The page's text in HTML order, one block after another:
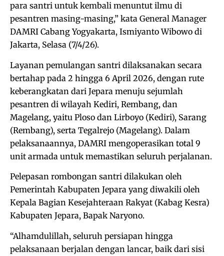
para santri untuk kembali menuntut ilmu di
pesantren masing-masing,” kata General Manager
DAMRI Cabang Yogyakarta, Ismiyanto Wibowo di
Jakarta, Selasa (7/4/26).
Layanan pemulangan santri dilaksanakan secara
bertahap pada 2 hingga 6 April 2026, dengan rute
keberangkatan dari Jepara menuju sejumlah
pesantren di wilayah Kediri, Rembang, dan
Magelang, yaitu Ploso dan Lirboyo (Kediri), Sarang
(Rembang), serta Tegalrejo (Magelang). Dalam
pelaksanaannya, DAMRI mengoperasikan total 9
unit armada untuk memastikan seluruh perjalanan.
Pelepasan rombongan santri dilakukan oleh
Pemerintah Kabupaten Jepara yang diwakili oleh
Kepala Bagian Kesejahteraan Rakyat (Kabag Kesra)
Kabupaten Jepara, Bapak Naryono.
“Alhamdulillah, seluruh persiapan hingga
pelaksanaan berjalan dengan lancar, baik dari sisi